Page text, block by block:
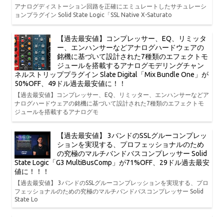
アナログディストーション回路を正確にエミュレートしたサチュレーシ
ョンプラグイン Solid State Logic「SSL Native X-Saturato
【過去最安値】コンプレッサー、EQ、リミッタ
ー、エンハンサーなどアナログハードウェアの
銘機に基づいて設計された7種類のエフェクトモ
ジュールを搭載するアナログモデリングチャン
ネルストリッププラグイン Slate Digital「Mix Bundle One」が
50%OFF、49ドル過去最安値に！！
【過去最安値】コンプレッサー、EQ、リミッター、エンハンサーなどア
ナログハードウェアの銘機に基づいて設計された7種類のエフェクトモ
ジュールを搭載するアナログモ
【過去最安値】 3バンドのSSLグルーコンプレッ
ションを実現する、プロフェッショナルのため
の究極のマルチバンドバスコンプレッサー Solid
State Logic「G3 MultiBusComp」が71%OFF、29ドル過去最安
値に！！！
【過去最安値】 3バンドのSSLグルーコンプレッションを実現する、プロ
フェッショナルのための究極のマルチバンドバスコンプレッサー Solid
State Lo